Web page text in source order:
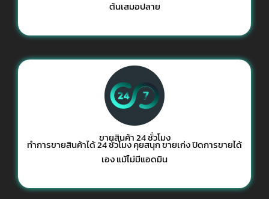
ต้นเสมอปลาย
ขายสินค้า 24 ชั่วโมง
ทำการขายสินค้าได้ 24 ชั่วโมง คุยสนุก ขายเก่ง ปิดการขายได้
เอง แม้ไม่มีแอดมิน